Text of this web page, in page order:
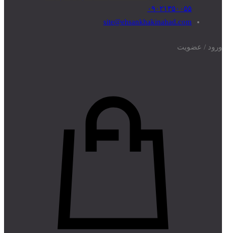
۰۹۰۲۱۳۵۰۰۵۵
site@ehsankhakinahad.com
ورود / عضویت